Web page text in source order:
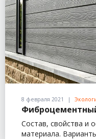
8 февраля 2021
Состав, свойства и
материала.